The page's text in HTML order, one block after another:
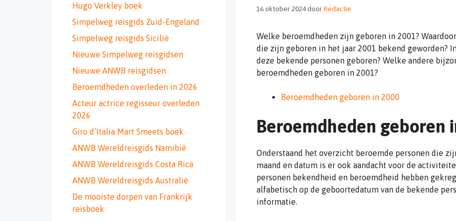
16 oktober 2024doorRedactie
Welke beroemdheden zijn geboren in 2001?
die zijn geboren in het jaar 2001 bekend geworden?
deze bekende personen geboren? Welke andere
beroemdheden geboren in 2001?
Beroemdheden geboren in 2000
Beroemdheden geboren
Onderstaand het overzicht beroemde personen die
maand en datum is er ook aandacht voor de
personen bekendheid en beroemdheid hebben
alfabetisch op de geboortedatum van de bekende
informatie.
Hugo Verkley boek
Simpelweg reisgids Zuid-Engeland
Simpelweg reisgids Sicilië
Nieuwe Simpelweg reisgidsen
Nieuwe ANWB reisgidsen
Beroemdheden overleden in 2026
Acteur actrice regisseur overleden
2026
Giro d’Italia Mart Smeets boek
ANWB Wereldreisgids Namibië
ANWB Wereldreisgids Costa Rica
ANWB Wereldreisgids Australië
De mooiste dorpen van Frankrijk
reisboek